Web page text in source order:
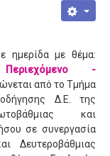
ημερίδα με θέμα:
Περιεχόμενο -
από το Τμήμα
Δ.Ε. της
και
σε συνεργασία
Δευτεροβάθμιας